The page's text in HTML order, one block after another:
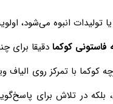
تولیدات انبوه می‌شود،
فاستونی کوکما دقیقا برای
کوکما با تمرکز روی
در تلاش برای